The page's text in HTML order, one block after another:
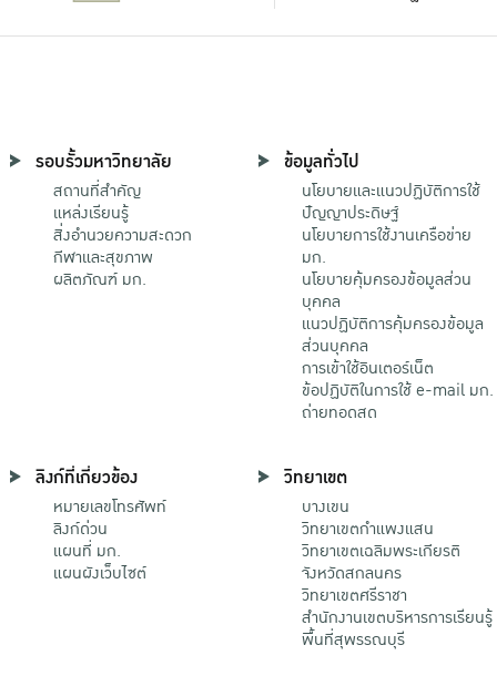
รอบรั้วมหาวิทยาลัย
สถานที่สำคัญ
แหล่งเรียนรู้
สิ่งอำนวยความสะดวก
กีฬาและสุขภาพ
ผลิตภัณฑ์ มก.
ข้อมูลทั่วไป
นโยบายและแนวปฏิบัติการใช้
ปัญญาประดิษฐ์
นโยบายการใช้งานเครือข่าย
มก.
นโยบายคุ้มครองข้อมูลส่วน
บุคคล
แนวปฏิบัติการคุ้มครองข้อมูล
ส่วนบุคคล
การเข้าใช้อินเตอร์เน็ต
ข้อปฏิบัติในการใช้ e-mail มก.
ถ่ายทอดสด
ลิงก์ที่เกี่ยวข้อง
หมายเลขโทรศัพท์
ลิงก์ด่วน
แผนที่ มก.
แผนผังเว็บไซต์
วิทยาเขต
บางเขน
วิทยาเขตกําแพงแสน
วิทยาเขตเฉลิมพระเกียรติ
จังหวัดสกลนคร
วิทยาเขตศรีราชา
สำนักงานเขตบริหารการเรียนรู้
พื้นที่สุพรรณบุรี